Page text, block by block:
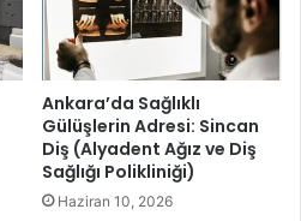
Ankara’da Sağlıklı
Gülüşlerin Adresi: Sincan
Diş (Alyadent Ağız ve Diş
Sağlığı Polikliniği)
Haziran 10, 2026